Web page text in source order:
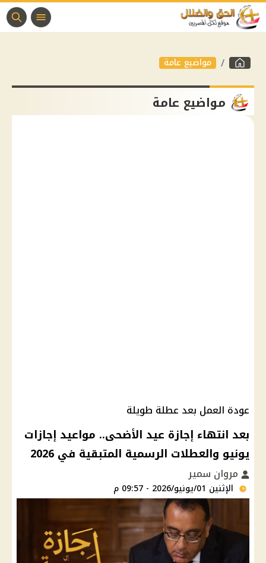
مواضيع عامة
مواضيع عامة
عودة العمل بعد عطلة طويلة
بعد انتهاء إجازة عيد الأضحى.. مواعيد إجازات
يونيو والعطلات الرسمية المتبقية في 2026
مروان سمير
الإثنين 01/يونيو/2026 - 09:57 م